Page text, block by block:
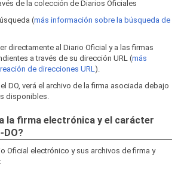
de la colección de Diarios Oficiales
(más información sobre la búsqueda de
directamente al Diario Oficial y a las firmas
a través de su dirección URL (más
de direcciones URL).
DO, verá el archivo de la firma asociada debajo
disponibles.
la firma electrónica y el carácter
DO?
Oficial electrónico y sus archivos de firma y